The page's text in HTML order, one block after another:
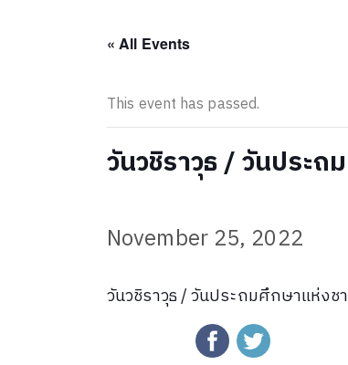
« All Events
This event has passed.
วันวชิราวุธ / วันประ
November 25, 2022
วันวชิราวุธ / วันประถมศึกษาแห่งช